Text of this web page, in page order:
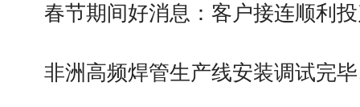
春节期间好消息：客户接连顺利
非洲高频焊管生产线安装调试完